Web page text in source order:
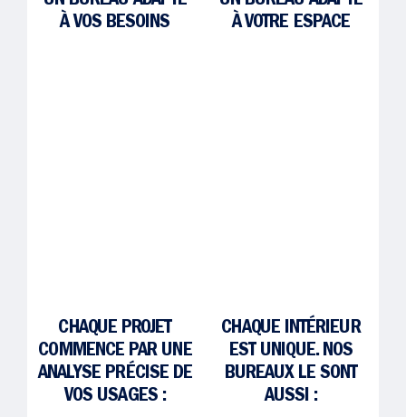
À VOS BESOINS
CHAQUE PROJET
COMMENCE PAR UNE
ANALYSE PRÉCISE DE
VOS USAGES :
À VOTRE ESPACE
CHAQUE INTÉRIEUR
EST UNIQUE. NOS
BUREAUX LE SONT
AUSSI :